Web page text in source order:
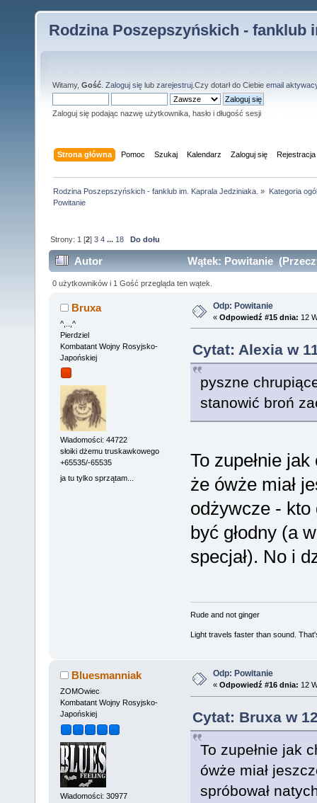
Rodzina Poszepszyńskich - fanklub
Witamy, Gość Zaloguj się lub zarejestruj .Czy dotarł do Ciebie email
Zaloguj się podając nazwę użytkownika, hasło i długość sesji
Strona główna Pomoc Szukaj Kalendarz Zaloguj się Rejestracja
Rodzina Poszepszyńskich - fanklub im. Kaprala Jedziniaka. » Kategoria
Powitanie
Strony: 1 [2]3 4 ... 18 Do dołu
Autor Wątek: Powitanie
0 użytkowników i 1 Gość przegląda ten wątek.
Bruxa
^,..,^
Pierdziel
Kombatant Wojny Rosyjsko-
Japońskiej
Wiadomości: 44722
słoiki dżemu truskawkowego
+65535/-65535
ja tu tylko sprzątam...
Odp: Powitanie
« Odpowiedź #15 dnia: 12
Cytat: Alexia w
pyszne
stanowić broń
To zupełnie
że ówże miał
odżywcze - kto
być głodny (a
specjał). No i
Rude and not ginger
Light travels faster than sound.
Bluesmanniak
ZOMOwiec
Kombatant Wojny Rosyjsko-
Japońskiej
Wiadomości: 30977
Odp: Powitanie
« Odpowiedź #16 dnia: 12
Cytat: Bruxa w
To zupełnie jak
ówże miał
spróbował